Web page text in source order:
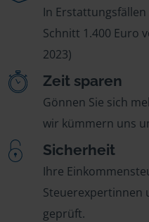
In
Schnitt 1.400 Euro
2023)
Zeit sparen
Gönnen Sie sich
wir kümmern uns
Sicherheit
Ihre
Steuerexpertinnen
geprüft.